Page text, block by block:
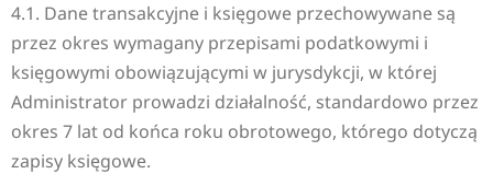
4.1. Dane transakcyjne i księgowe przechowywane są
przez okres wymagany przepisami podatkowymi i
księgowymi obowiązującymi w jurysdykcji, w której
Administrator prowadzi działalność, standardowo przez
okres 7 lat od końca roku obrotowego, którego dotyczą
zapisy księgowe.